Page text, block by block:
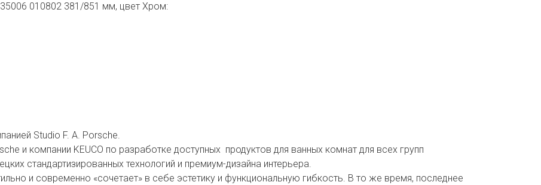
35006 010802 381/851 мм, цвет Хром:
Studio F. A. Porsche.
и компании KEUCO по разработке доступных продуктов для ванных комнат для всех групп
стандартизированных технологий и премиум-дизайна интерьера.
и современно «сочетает» в себе эстетику и функциональную гибкость. В то же время, последнее